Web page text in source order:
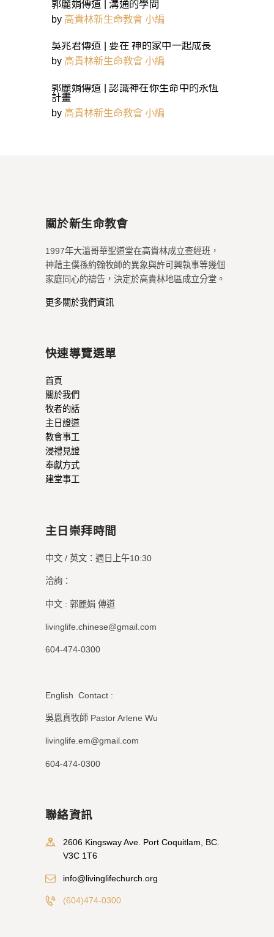
郭麗娟傳道 | 溝通的學問
by 高貴林新生命教會 小編
吳兆君傳道 | 要在 神的家中一起成長
by 高貴林新生命教會 小編
郭麗娟傳道 | 認識神在你生命中的永恆
計畫
by 高貴林新生命教會 小編
關於新生命教會
1997年大溫哥華聖道堂在高貴林成立查經班，
神藉主僕孫約翰牧師的異象與許可興執事等幾個
家庭同心的禱告，決定於高貴林地區成立分堂。
更多關於我們資訊
快速導覽選單
首頁
關於我們
牧者的話
主日證道
教會事工
浸禮見證
奉獻方式
建堂事工
主日崇拜時間
中文 / 英文：週日上午10:30
洽詢：
中文 : 郭麗娟 傳道
livinglife.chinese@gmail.com
604-474-0300
English Contact :
吳恩真牧師 Pastor Arlene Wu
livinglife.em@gmail.com
604-474-0300
聯絡資訊
2606 Kingsway Ave. Port Coquitlam, BC.
V3C 1T6
info@livinglifechurch.org
(604)474-0300